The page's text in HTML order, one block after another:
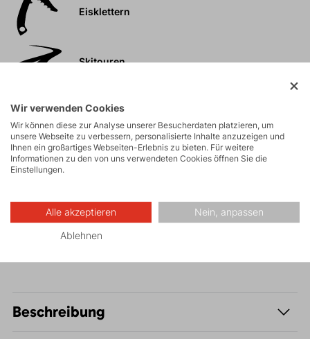
Eisklettern
Skitouren
Felsklettern und
Wandern
Fitness
Skitouren
Beschreibung
Wir verwenden Cookies
Wir können diese zur Analyse unserer Besucherdaten platzieren, um
unsere Webseite zu verbessern, personalisierte Inhalte anzuzeigen und
Ihnen ein großartiges Webseiten-Erlebnis zu bieten. Für weitere
Informationen zu den von uns verwendeten Cookies öffnen Sie die
Einstellungen.
Alle akzeptieren Nein, anpassen
Ablehnen